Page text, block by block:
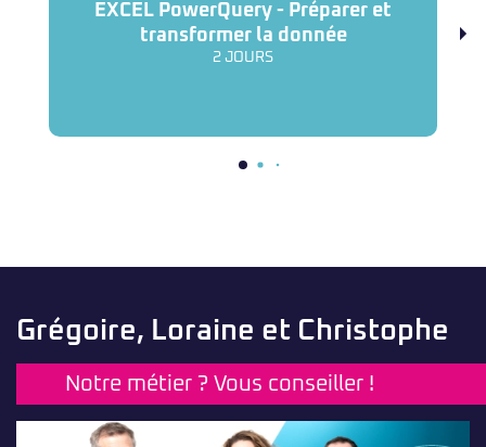
EXCEL PowerQuery - Préparer et
transformer la donnée
2 JOURS
Grégoire, Loraine et Christophe
Notre métier ? Vous conseiller !